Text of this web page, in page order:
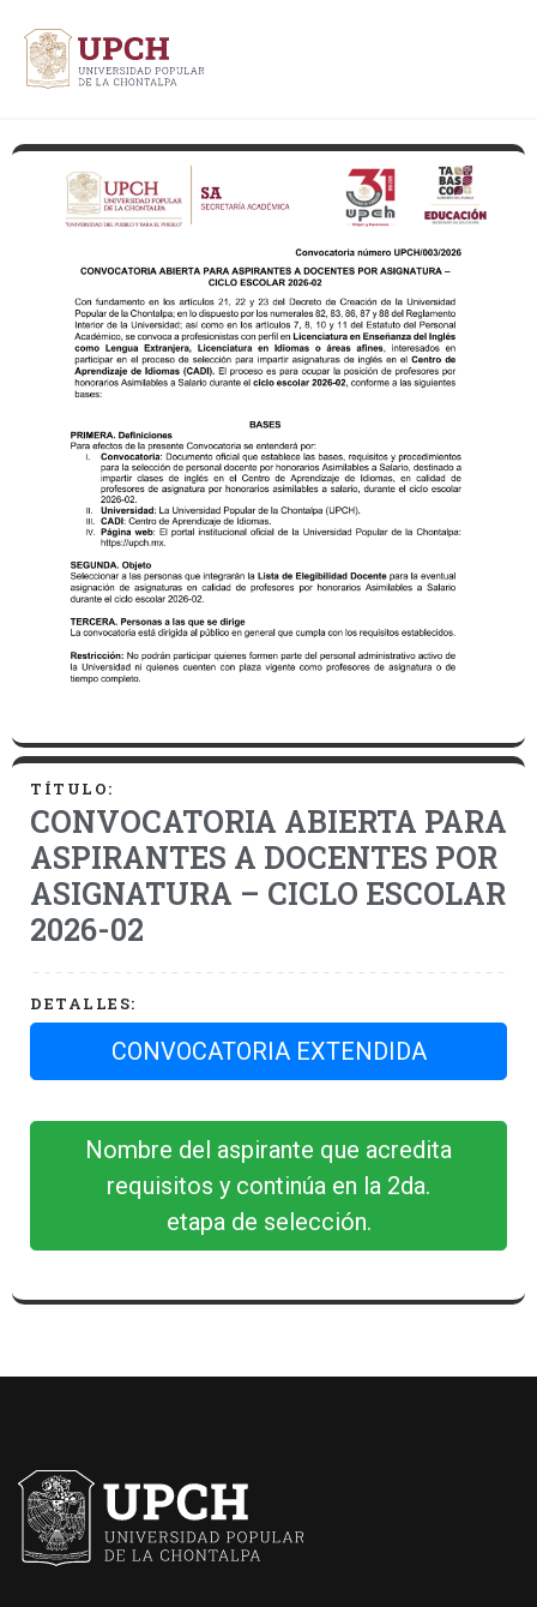
TÍTULO:
CONVOCATORIA ABIERTA PARA
ASPIRANTES A DOCENTES POR
ASIGNATURA – CICLO ESCOLAR
2026-02
DETALLES:
CONVOCATORIA EXTENDIDA
Nombre del aspirante que acredita
requisitos y continúa en la 2da.
etapa de selección.